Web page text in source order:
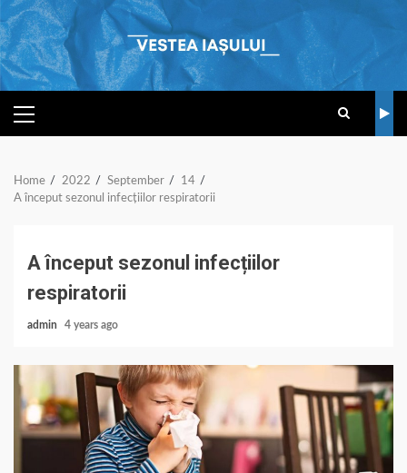
Skip
to
content
PRIMARY
MENU
Home 2022 September
14
A început sezonul infecțiilor respiratorii
A început sezonul infecțiilor
respiratorii
admin 4 years ago